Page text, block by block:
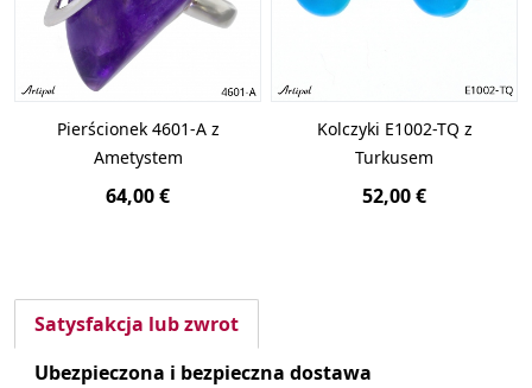
Pierścionek 4601-A z
Ametystem
64,00 €
Kolczyki E1002-TQ z
Turkusem
52,00 €
Satysfakcja lub zwrot
Ubezpieczona i bezpieczna dostawa